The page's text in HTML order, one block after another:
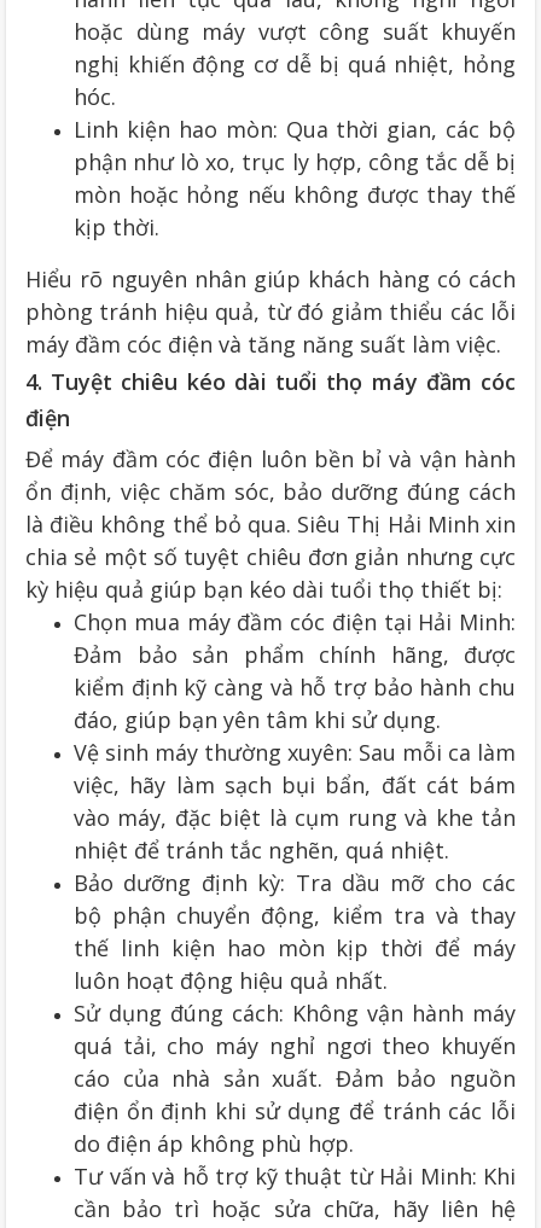
hoặc dùng máy vượt công suất khuyến
nghị khiến động cơ dễ bị quá nhiệt, hỏng
hóc.
Linh kiện hao mòn: Qua thời gian, các bộ
phận như lò xo, trục ly hợp, công tắc dễ bị
mòn hoặc hỏng nếu không được thay thế
kịp thời.
Hiểu rõ nguyên nhân giúp khách hàng có cách
phòng tránh hiệu quả, từ đó giảm thiểu các lỗi
máy đầm cóc điện và tăng năng suất làm việc.
4. Tuyệt chiêu kéo dài tuổi thọ máy đầm cóc
điện
Để máy đầm cóc điện luôn bền bỉ và vận hành
ổn định, việc chăm sóc, bảo dưỡng đúng cách
là điều không thể bỏ qua. Siêu Thị Hải Minh xin
chia sẻ một số tuyệt chiêu đơn giản nhưng cực
kỳ hiệu quả giúp bạn kéo dài tuổi thọ thiết bị:
Chọn mua máy đầm cóc điện tại Hải Minh:
Đảm bảo sản phẩm chính hãng, được
kiểm định kỹ càng và hỗ trợ bảo hành chu
đáo, giúp bạn yên tâm khi sử dụng.
Vệ sinh máy thường xuyên: Sau mỗi ca làm
việc, hãy làm sạch bụi bẩn, đất cát bám
vào máy, đặc biệt là cụm rung và khe tản
nhiệt để tránh tắc nghẽn, quá nhiệt.
Bảo dưỡng định kỳ: Tra dầu mỡ cho các
bộ phận chuyển động, kiểm tra và thay
thế linh kiện hao mòn kịp thời để máy
luôn hoạt động hiệu quả nhất.
Sử dụng đúng cách: Không vận hành máy
quá tải, cho máy nghỉ ngơi theo khuyến
cáo của nhà sản xuất. Đảm bảo nguồn
điện ổn định khi sử dụng để tránh các lỗi
do điện áp không phù hợp.
Tư vấn và hỗ trợ kỹ thuật từ Hải Minh: Khi
cần bảo trì hoặc sửa chữa, hãy liên hệ